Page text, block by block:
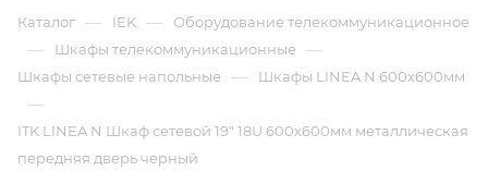
Каталог — IEK — Оборудование телекоммуникационное
— Шкафы телекоммуникационные —
Шкафы сетевые напольные — Шкафы LINEA N 600х600мм
—
ITK LINEA N Шкаф сетевой 19" 18U 600х600мм металлическая
передняя дверь черный